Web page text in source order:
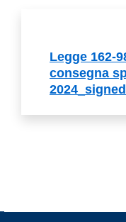
Legge 162-
consegna